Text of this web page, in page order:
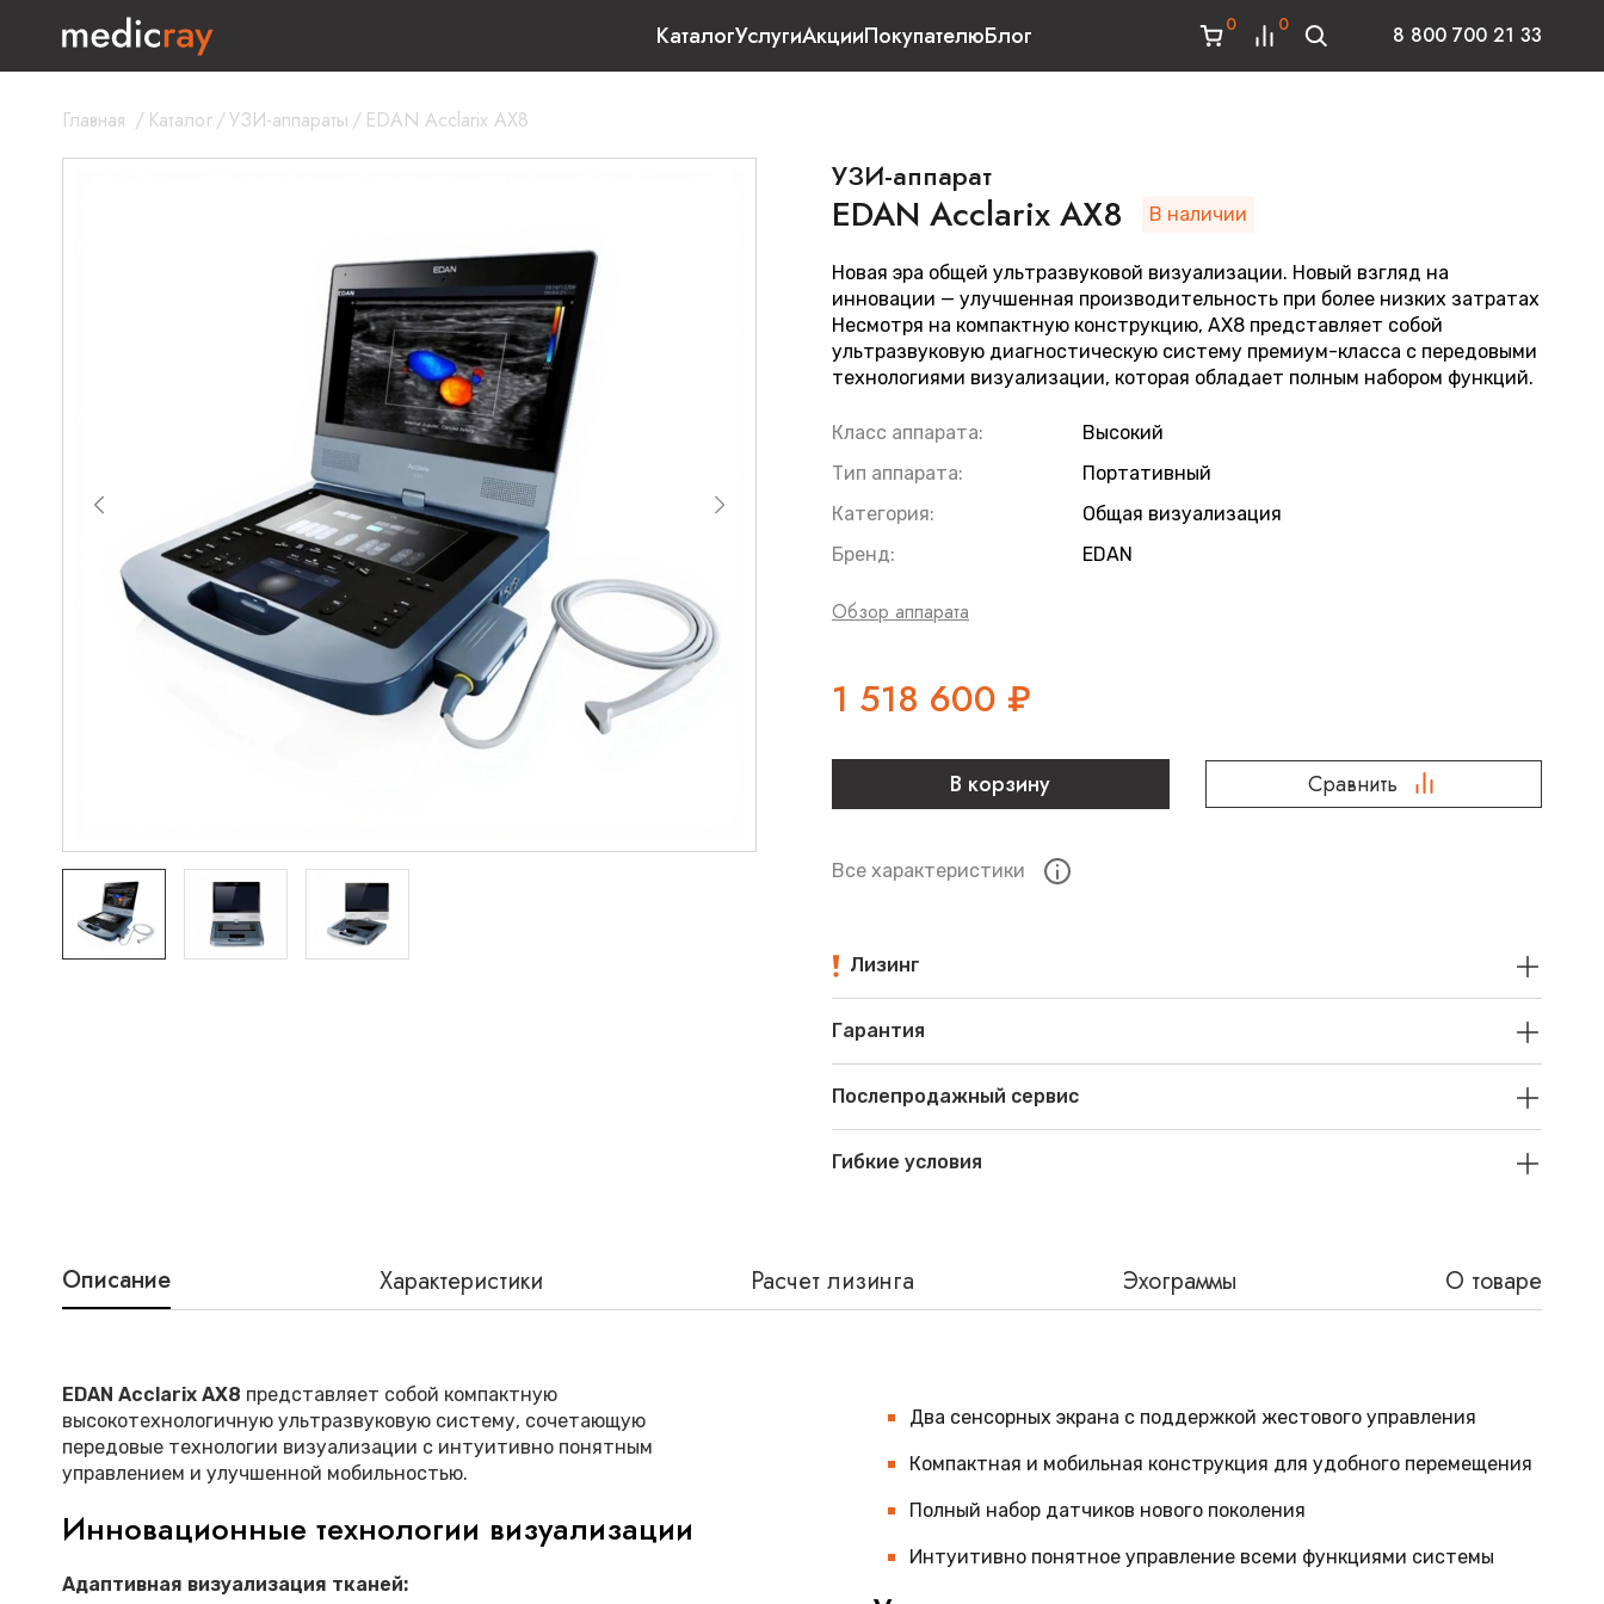
КаталогУслугиАкцииПокупателюБлог 0 0 8 800 700 21 33
Главная / Каталог/УЗИ-аппараты / EDAN Acclarix AX8
УЗИ-аппарат
EDAN Acclarix AX8 В наличии
Новая эра общей ультразвуковой визуализации. Новый взгляд на
инновации — улучшенная производительность при более низких затратах
Несмотря на компактную конструкцию, AX8 представляет собой
ультразвуковую диагностическую систему премиум-класса с передовыми
технологиями визуализации, которая обладает полным набором функций.
Класс аппарата:
Высокий
Тип аппарата:
Портативный
Категория:
Общая визуализация
Бренд:
EDAN
Обзор аппарата
1 518 600 ₽
В корзину Сравнить
Все характеристики
Лизинг
Гарантия
Послепродажный сервис
Гибкие условия
Описание Характеристики Расчет лизинга Эхограммы О товаре
EDAN Acclarix AX8 представляет собой компактную
высокотехнологичную ультразвуковую систему, сочетающую
передовые технологии визуализации с интуитивно понятным
управлением и улучшенной мобильностью.
Инновационные технологии визуализации
Адаптивная визуализация тканей:
Два сенсорных экрана с поддержкой жестового управления
Компактная и мобильная конструкция для удобного перемещения
Полный набор датчиков нового поколения
Интуитивно понятное управление всеми функциями системы